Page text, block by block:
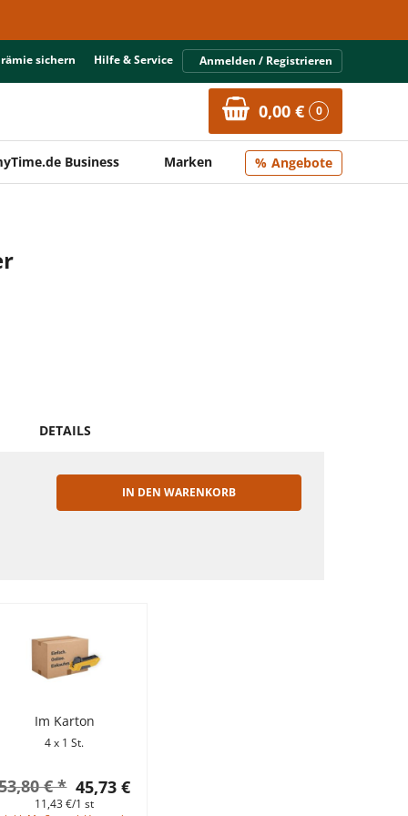
sichern Hilfe & Service Anmelden / Registrieren
0,00 € 0
Business Marken Angebote
DETAILS
IN DEN WARENKORB
Im Karton
4 x 1 St.
45,73 €
€ *
11,43 €/1 st